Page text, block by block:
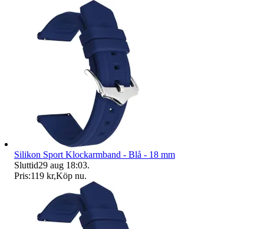
Silikon Sport Klockarmband - Blå - 18 mm
Sluttid29 aug 18:03.
Pris:119 kr,Köp nu.